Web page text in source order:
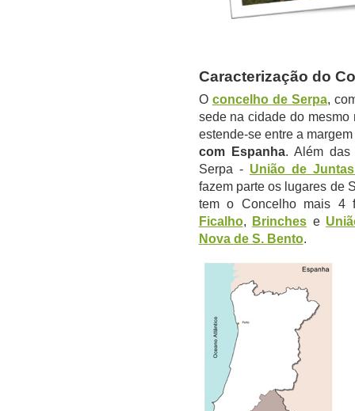
Caracterização do
O concelho de Serpa,
sede na cidade do
estende-se entre a
com Espanha. Além
Serpa - União de
fazem parte os lugares de
tem o Concelho mais 4
Ficalho, Brinches e
Nova de S. Bento.